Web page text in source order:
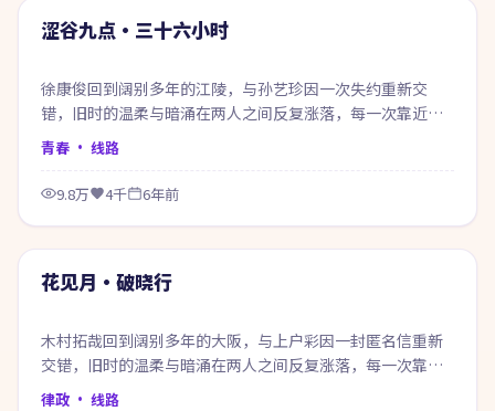
热门
涩谷九点·三十六小时
徐康俊回到阔别多年的江陵，与孙艺珍因一次失约重新交
错，旧时的温柔与暗涌在两人之间反复涨落，每一次靠近都
像在赎回当年的失约。
青春 · 线路
9.8万 4千 6年前
热门
花见月·破晓行
木村拓哉回到阔别多年的大阪，与上户彩因一封匿名信重新
交错，旧时的温柔与暗涌在两人之间反复涨落，每一次靠近
都像在赎回当年的失约。
律政 · 线路